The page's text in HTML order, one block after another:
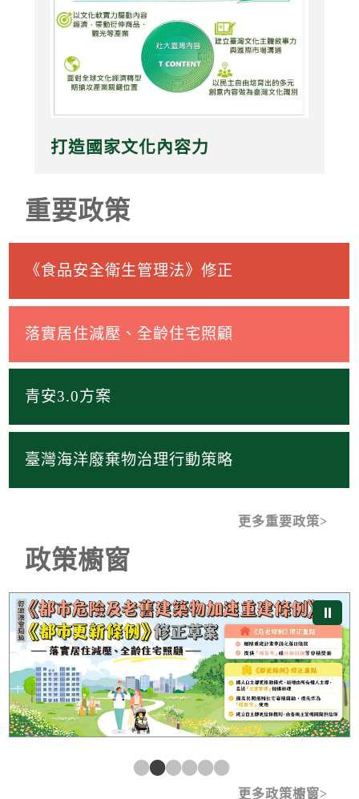
打造國家文化內容力
重要政策
《食品安全衛生管理法》修正
落實居住減壓、全齡住宅照顧
青安3.0方案
臺灣海洋廢棄物治理行動策略
更多重要政策
政策櫥窗
⏸
《都市危險及老舊建築物加速重建條例》及《都市更新條
更多政策櫥窗